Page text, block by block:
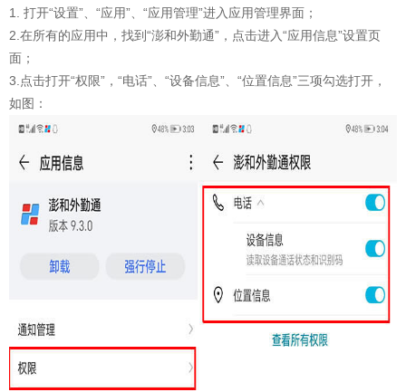
1. 打开“设置”、“应用”、“应用管理”进入应用管理界面；
2.在所有的应用中，找到“澎和外勤通”，点击进入“应用信息”设置页
面；
3.点击打开“权限”，“电话”、“设备信息”、“位置信息”三项勾选打开，
如图：